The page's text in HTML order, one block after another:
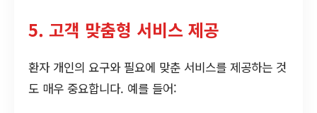
5. 고객 맞춤형 서비스 제공
환자 개인의 요구와 필요에 맞춘 서비스를 제공하는 것
도 매우 중요합니다. 예를 들어: